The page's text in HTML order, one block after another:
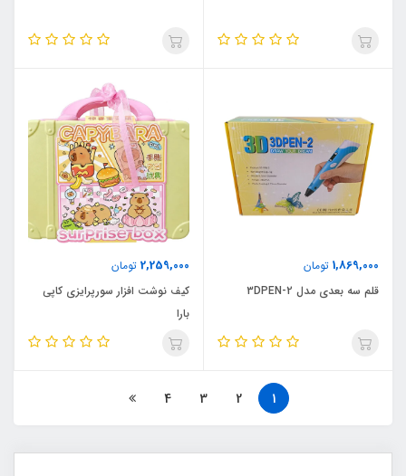
1,869,000 تومان
قلم سه بعدی مدل 3DPEN-2
2,259,000 تومان
کیف نوشت افزار سورپرایزی کاپی
بارا
1
2
3
4